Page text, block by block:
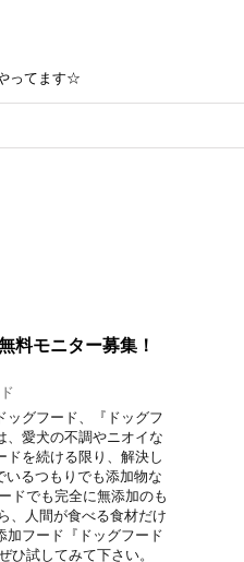
ってます☆
料モニター募集！
ッグフード、『ドッグフ
の不調やニオイな
ける限り、解決し
るつもりでも添加物な
ドでも完全に無添加のも
、人間が食べる食材だけ
加フード『ドッグフード
ひ試してみて下さい。